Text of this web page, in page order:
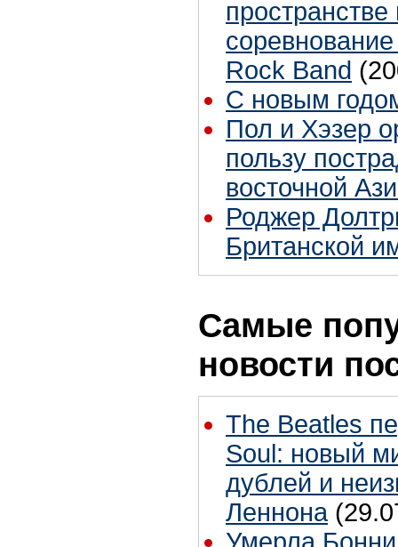
Rock Band
С новым
Пол и Хэзер
пользу
восточной
Роджер
Британской
Самые
новости
The Beatles
Soul: новый
дублей и
Леннона